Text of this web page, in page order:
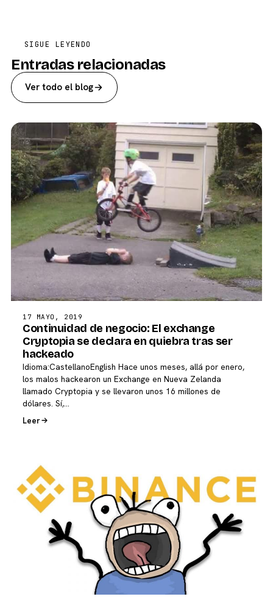
SIGUE LEYENDO
Entradas relacionadas
Ver todo el blog
17 MAYO, 2019
Continuidad de negocio: El exchange
Cryptopia se declara en quiebra tras ser
hackeado
Idioma:CastellanoEnglish Hace unos meses, allá por enero,
los malos hackearon un Exchange en Nueva Zelanda
llamado Cryptopia y se llevaron unos 16 millones de
dólares. Sí,…
Leer